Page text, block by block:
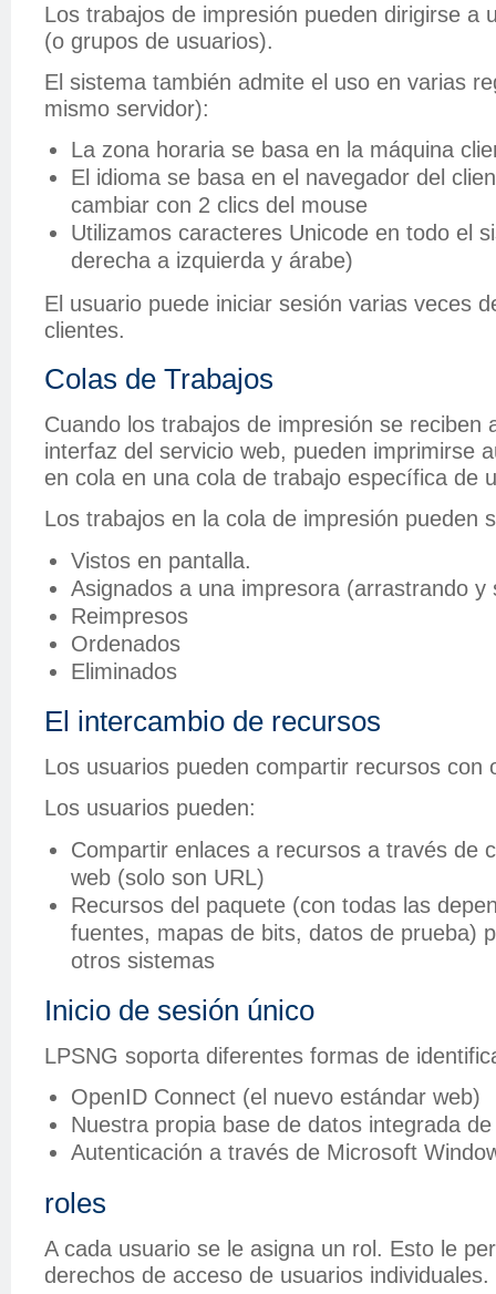
Los trabajos de impresión pueden dirigirse a
(o grupos de usuarios).
El sistema también admite el uso en varias
mismo servidor):
La zona horaria se basa en la máquina
El idioma se basa en el navegador del
cambiar con 2 clics del mouse
Utilizamos caracteres Unicode en todo el
derecha a izquierda y árabe)
El usuario puede iniciar sesión varias veces
clientes.
Colas de Trabajos
Cuando los trabajos de impresión se reciben
interfaz del servicio web, pueden imprimirse
en cola en una cola de trabajo específica de
Los trabajos en la cola de impresión pueden
Vistos en pantalla.
Asignados a una impresora (arrastrando y
Reimpresos
Ordenados
Eliminados
El intercambio de recursos
Los usuarios pueden compartir recursos con
Los usuarios pueden:
Compartir enlaces a recursos a través de
web (solo son URL)
Recursos del paquete (con todas las
fuentes, mapas de bits, datos de prueba)
otros sistemas
Inicio de sesión único
LPSNG soporta diferentes formas de
OpenID Connect (el nuevo estándar web)
Nuestra propia base de datos integrada
Autenticación a través de Microsoft
roles
A cada usuario se le asigna un rol. Esto le
derechos de acceso de usuarios individuales.